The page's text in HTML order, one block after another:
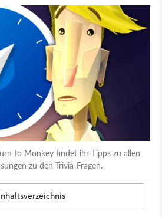
to Monkey findet ihr Tipps zu allen
zu den Trivia-Fragen.